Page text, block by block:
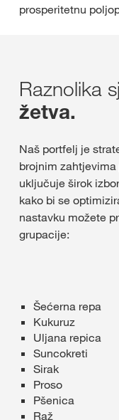
prosperitetnu
Raznolika
žetva.
Naš portfelj je
brojnim
uključuje širok
kako bi se
nastavku možete
grupacije:
Šećerna repa
Kukuruz
Uljana repica
Suncokreti
Sirak
Proso
Pšenica
Raž